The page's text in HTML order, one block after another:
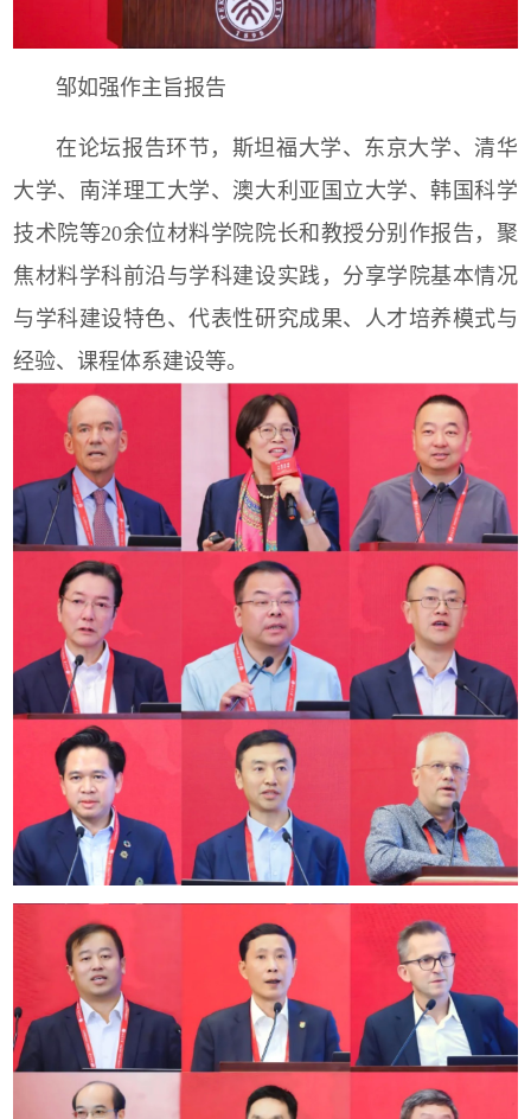
邹如强作主旨报告
在论坛报告环节，斯坦福大学、东京大学、清华
大学、南洋理工大学、澳大利亚国立大学、韩国科学
技术院等20余位材料学院院长和教授分别作报告，聚
焦材料学科前沿与学科建设实践，分享学院基本情况
与学科建设特色、代表性研究成果、人才培养模式与
经验、课程体系建设等。